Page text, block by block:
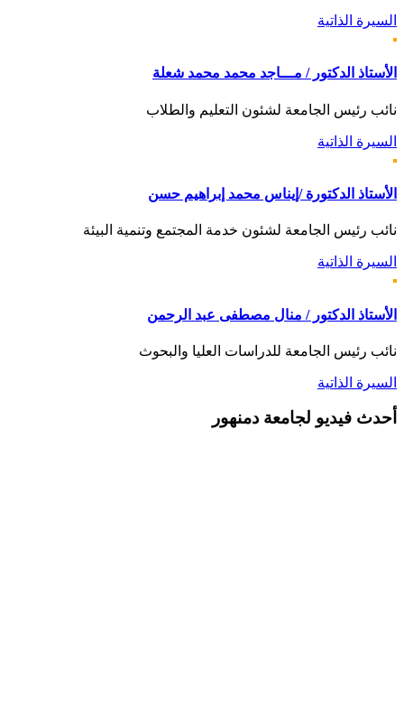
السيرة الذاتية
الأستاذ الدكتور / مـــاجد محمد محمد شعلة
نائب رئيس الجامعة لشئون التعليم والطلاب
السيرة الذاتية
الأستاذ الدكتورة /إيناس محمد إبراهيم حسن
نائب رئيس الجامعة لشئون خدمة المجتمع وتنمية البيئة
السيرة الذاتية
الأستاذ الدكتور / منال مصطفى عبد الرحمن
نائب رئيس الجامعة للدراسات العليا والبحوث
السيرة الذاتية
أحدث فيديو لجامعة دمنهور